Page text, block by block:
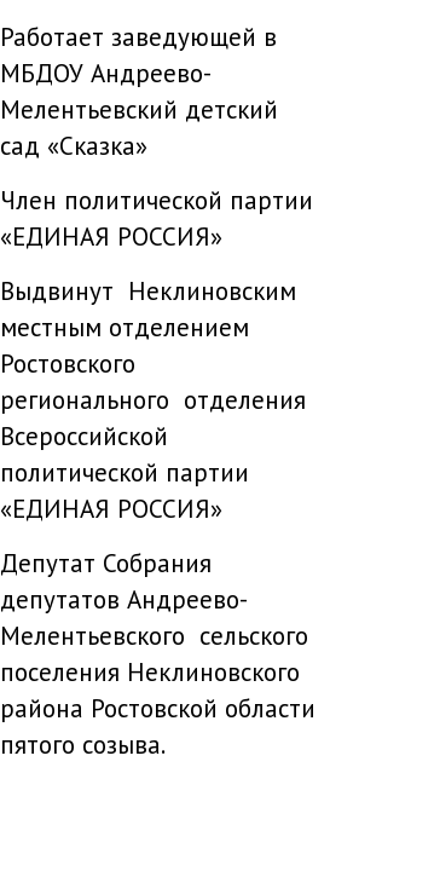
Работает заведующей в
МБДОУ Андреево-
Мелентьевский детский
сад «Сказка»
Член политической партии
«ЕДИНАЯ РОССИЯ»
Выдвинут Неклиновским
местным отделением
Ростовского
регионального отделения
Всероссийской
политической партии
«ЕДИНАЯ РОССИЯ»
Депутат Собрания
депутатов Андреево-
Мелентьевского сельского
поселения Неклиновского
района Ростовской области
пятого созыва.